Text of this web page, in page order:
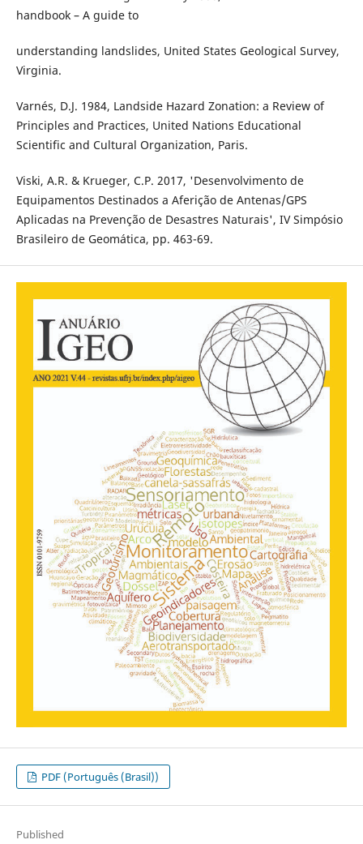
handbook – A guide to
understanding landslides, United States Geological Survey,
Virginia.
Varnés, D.J. 1984, Landside Hazard Zonation: a Review of
Principles and Practices, United Nations Educational
Scientific and Cultural Organization, Paris.
Viski, A.R. & Krueger, C.P. 2017, 'Desenvolvimento de
Equipamentos Destinados a Aferição de Antenas/GPS
Aplicadas na Prevenção de Desastres Naturais', IV Simpósio
Brasileiro de Geomática, pp. 463-69.
PDF (Português (Brasil))
Published